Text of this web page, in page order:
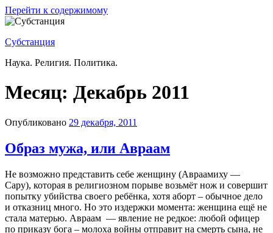
Перейти к содержимому
Субстанция
Наука. Религия. Политика.
Месяц: Декабрь 2011
Опубликовано 29 декабря, 2011
Образ мужа, или Авраам
Не возможно представить себе женщину (Авраамиху —
Сару), которая в религиозном порыве возьмёт нож и совершит
попытку убийства своего ребёнка, хотя аборт – обычное дело
и отказниц много. Но это издержки момента: женщина ещё не
стала матерью. Авраам — явление не редкое: любой офицер
по приказу бога – молоха войны отправит на смерть сына, не